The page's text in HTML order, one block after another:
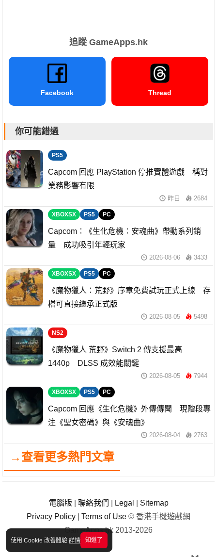
使用 Cookie 改善體驗 詳情 知道了
追蹤 GameApps.hk
Facebook Thread
你可能錯過
PS5
Capcom 回應 PlayStation 停推實體遊戲 稱對
業務影響有限
昨日 2684
XBOXSX PS5 PC
Capcom：《生化危機：安魂曲》帶動系列銷
量 成功吸引年輕玩家
2026-08-06 3433
XBOXSX PS5 PC
《魔物獵人：荒野》序章免費試玩正式上線 存
檔可直接繼承正式版
2026-08-05 5498
NS2
《魔物獵人 荒野》Switch 2 傳支援最高
1440p DLSS 成效能關鍵
2026-08-05 7944
XBOXSX PS5 PC
Capcom 回應《生化危機》外傳傳聞 現階段專
注《聖女密碼》與《安魂曲》
2026-08-04 2763
→查看更多熱門文章
電腦版 聯絡我們 Legal
Sitemap
Privacy Policy
Terms of Use © 香港手機遊戲網
GameApps.hk 2013-2026